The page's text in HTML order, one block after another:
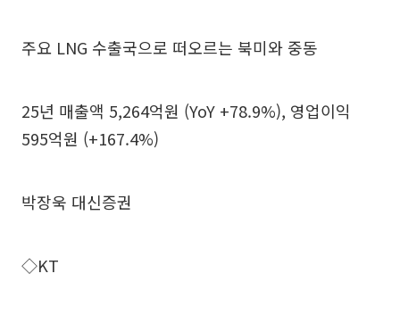
주요 LNG 수출국으로 떠오르는 북미와 중동
25년 매출액 5,264억원 (YoY +78.9%), 영업이익
595억원 (+167.4%)
박장욱 대신증권
◇KT